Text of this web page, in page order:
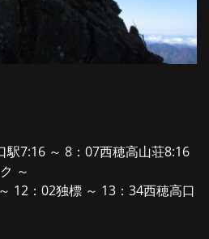
駅7:16 ～ 8：07西穂高山荘8:16
～
12：02独標 ～ 13：34西穂高口